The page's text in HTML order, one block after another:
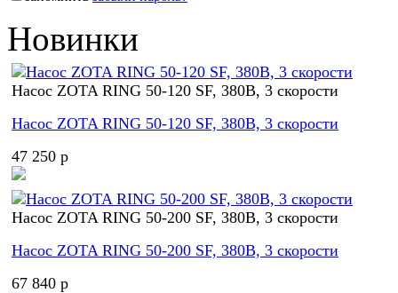
Новинки
Насос ZOTA RING 50-120 SF, 380В, 3 скорости
Насос ZOTA RING 50-120 SF, 380В, 3 скорости
47 250 p
Насос ZOTA RING 50-200 SF, 380В, 3 скорости
Насос ZOTA RING 50-200 SF, 380В, 3 скорости
67 840 p